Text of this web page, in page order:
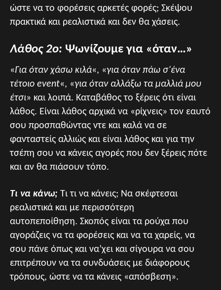
ώστε να το φορέσεις αρκετές φορές; Σκέψου
πρακτικά και ρεαλιστικά και δεν θα χάσεις.
Λάθος 2ο: Ψωνίζουμε για «όταν…»
«Για όταν χάσω κιλά«, «για όταν πάω σ’ένα
τέτοιο event«, «για όταν αλλάξω τα μαλλιά μου
έτσι» και λοιπά. Καταβάθος το ξέρεις ότι είναι
λάθος. Είναι λάθος αρχικά να «ρίχνεις» τον εαυτό
σου προσπαθώντας ντε και καλά να σε
φανταστείς αλλιώς και είναι λάθος και για την
τσέπη σου να κάνεις αγορές που δεν ξέρεις πότε
και αν θα πιάσουν τόπο.
Τι να κάνω; Τι τι να κάνεις; Να σκέφτεσαι
ρεαλιστικά και με περισσότερη
αυτοπεποίθηση. Σκοπός είναι τα ρούχα που
αγοράζεις να τα φορέσεις και να τα χαρείς, να
σου πάνε όπως και να’χει και σίγουρα να σου
επιτρέπουν να τα συνδυάσεις με διάφορους
τρόπους, ώστε να τα κάνεις «απόσβεση».